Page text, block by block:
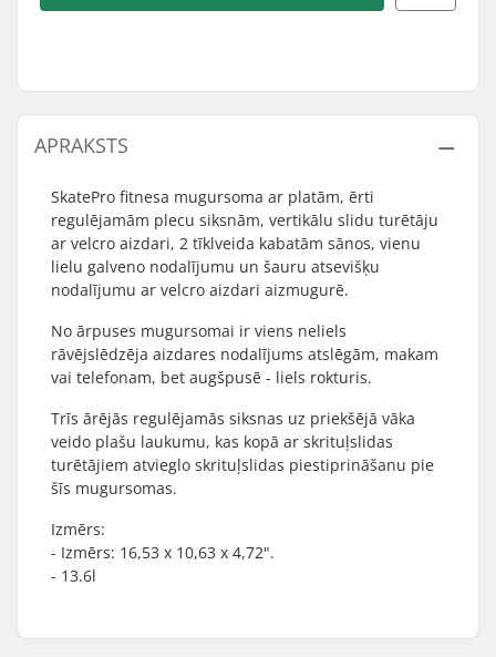
APRAKSTS
SkatePro fitnesa mugursoma ar platām, ērti
regulējamām plecu siksnām, vertikālu slidu turētāju
ar velcro aizdari, 2 tīklveida kabatām sānos, vienu
lielu galveno nodalījumu un šauru atsevišķu
nodalījumu ar velcro aizdari aizmugurē.
No ārpuses mugursomai ir viens neliels
rāvējslēdzēja aizdares nodalījums atslēgām, makam
vai telefonam, bet augšpusē - liels rokturis.
Trīs ārējās regulējamās siksnas uz priekšējā vāka
veido plašu laukumu, kas kopā ar skrituļslidas
turētājiem atvieglo skrituļslidas piestiprināšanu pie
šīs mugursomas.
Izmērs:
- Izmērs: 16,53 x 10,63 x 4,72".
- 13.6l